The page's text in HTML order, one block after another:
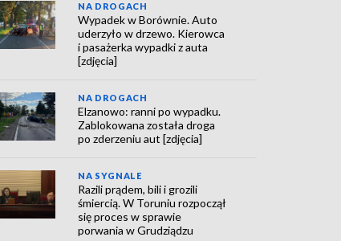
NA DROGACH
Wypadek w Borównie. Auto
uderzyło w drzewo. Kierowca
i pasażerka wypadki z auta
[zdjęcia]
NA DROGACH
Elzanowo: ranni po wypadku.
Zablokowana została droga
po zderzeniu aut [zdjęcia]
NA SYGNALE
Razili prądem, bili i grozili
śmiercią. W Toruniu rozpoczął
się proces w sprawie
porwania w Grudziądzu